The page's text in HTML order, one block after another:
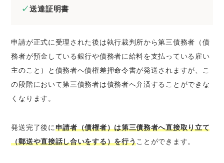
送達証明書
申請が正式に受理された後は執行裁判所から第三債務者（債
務者が預金している銀行や債務者に給料を支払っている雇い
主のこと）と債務者へ債権差押命令書が発送されますが、こ
の段階において第三債務者は債務者へ弁済することができな
くなります。
発送完了後に申請者（債権者）は第三債務者へ直接取り立て
（郵送や直接話し合いをする）を行うことができます。